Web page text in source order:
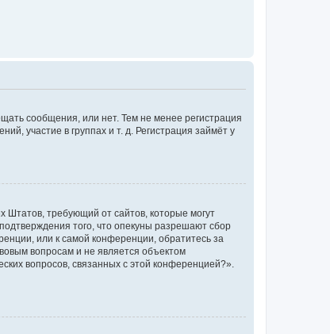
сообщения, или нет. Тем не менее регистрация
участие в группах и т. д. Регистрация займёт у
Штатов, требующий от сайтов, которые могут
того, что опекуны разрешают сбор
или к самой конференции, обратитесь за
вопросам и не является объектом
вопросов, связанных с этой конференцией?».